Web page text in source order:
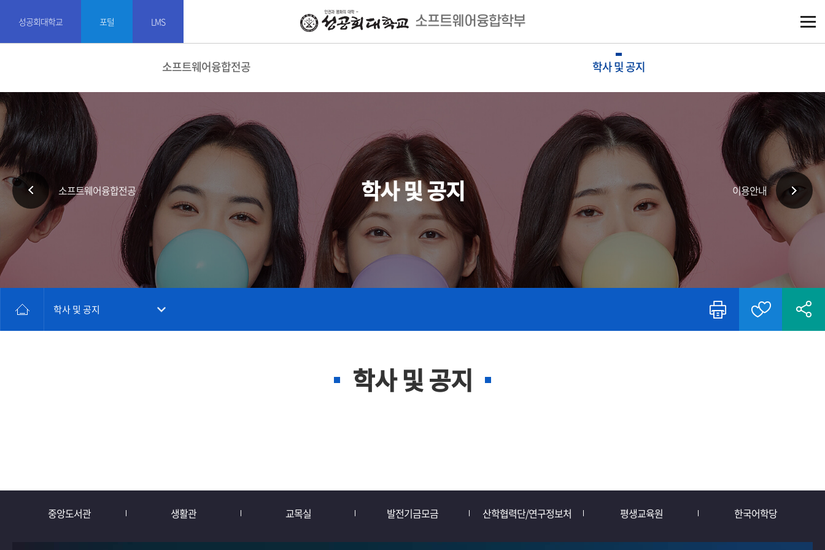
성공회대학교 포털 LMS 소프트웨어융합학부
소프트웨어융합전공 학사 및 공지
소프트웨어융합전공 이용안내
학사 및 공지
학사 및 공지
학사 및 공지
중앙도서관 생활관 교목실 발전기금모금 산학협력단/연구정보처 평생교육원 한국어학당